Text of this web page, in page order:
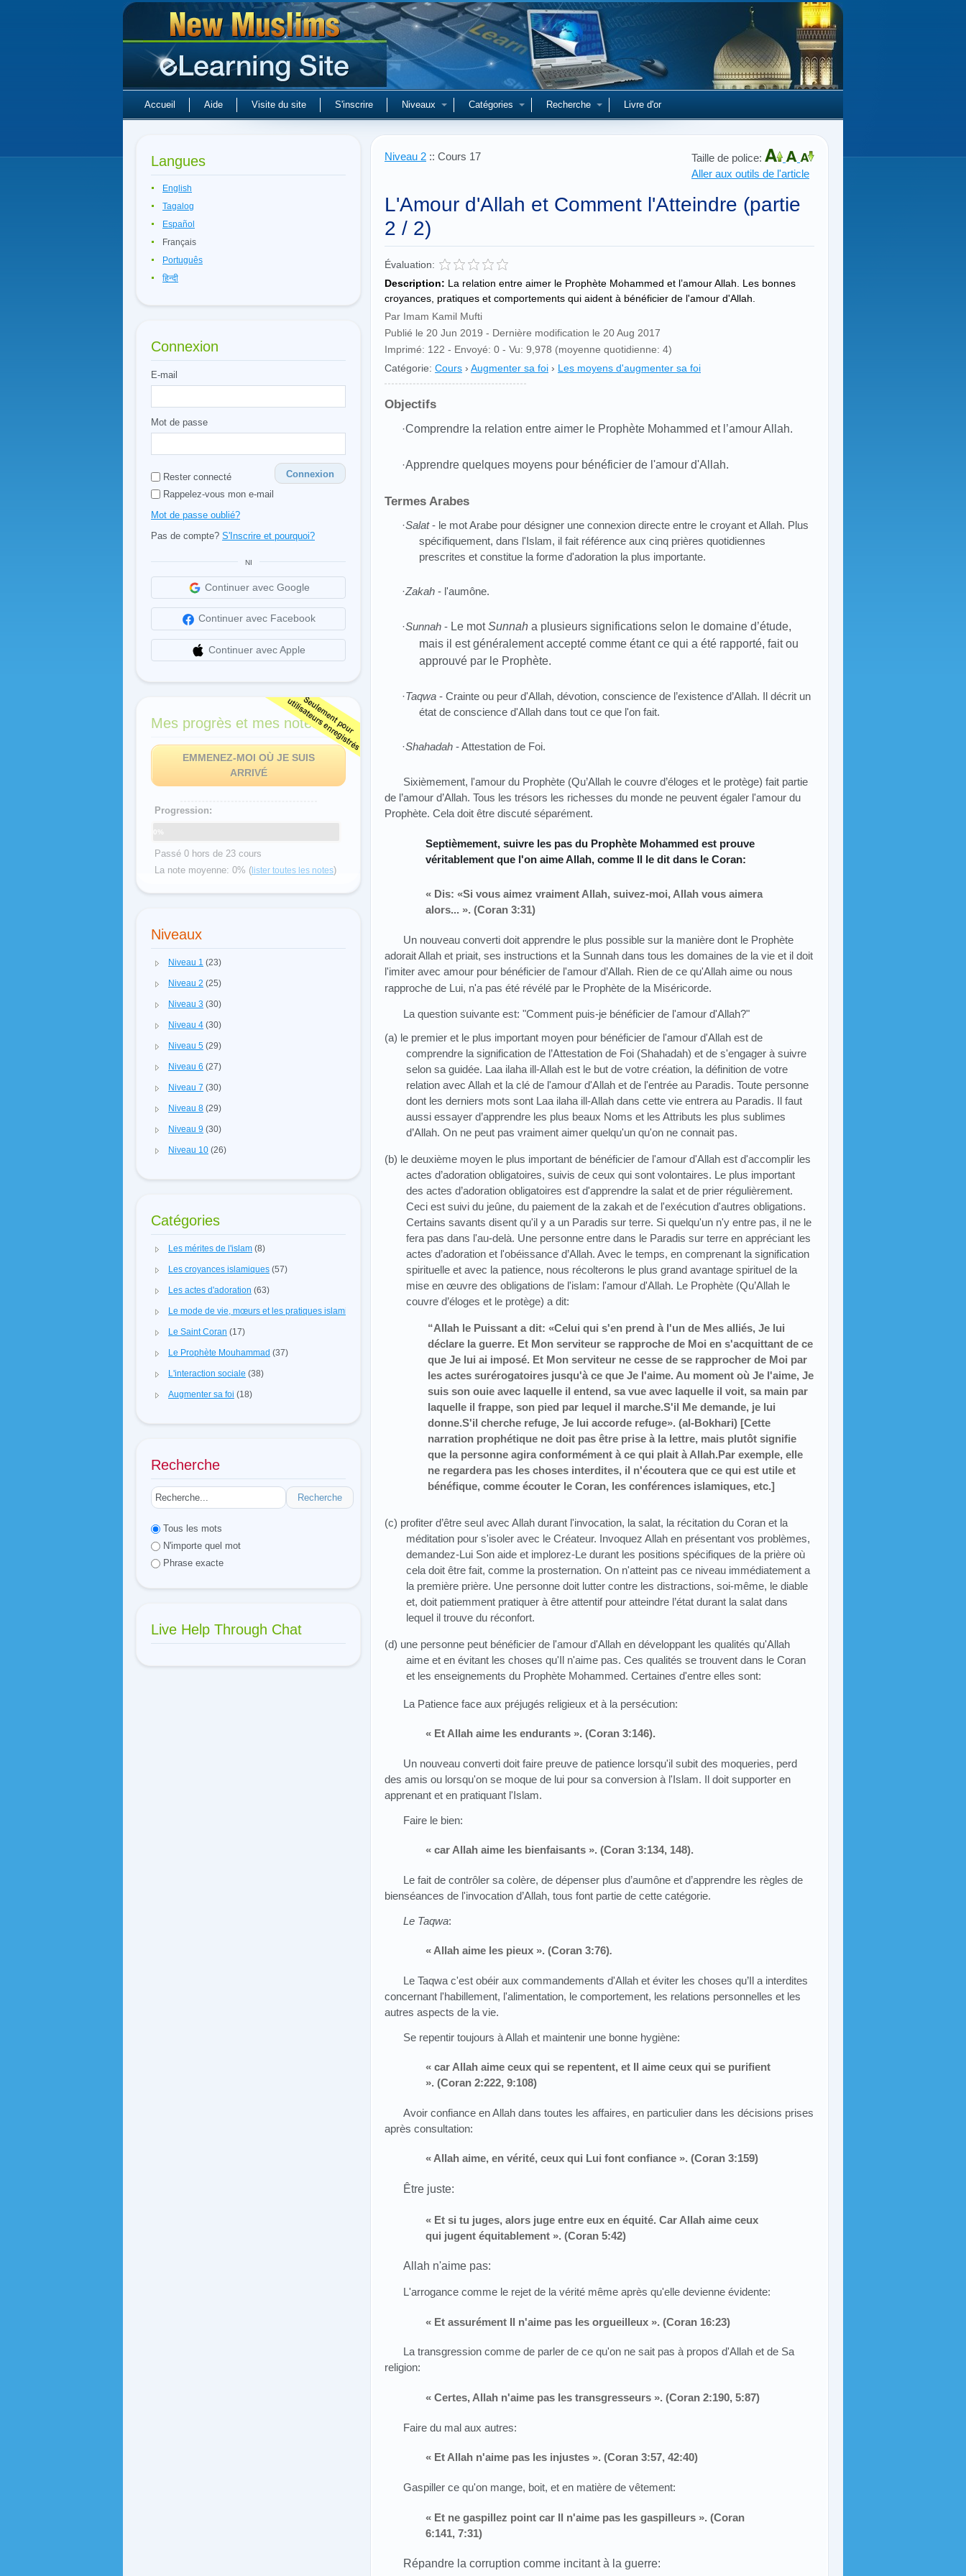
Accueil Aide Visite du site S'inscrire Niveaux Catégories Recherche Livre d'or
Langues
English
Tagalog
Español
Français
Português
हिन्दी
Connexion
E-mail
Mot de passe
Rester connecté
Connexion
Rappelez-vous mon e-mail
Mot de passe oublié?
Pas de compte? S'Inscrire et pourquoi?
NI
Continuer avec Google
Continuer avec Facebook
Continuer avec Apple
Mes progrès et mes notes
EMMENEZ-MOI OÙ JE SUIS
ARRIVÉ
Progression:
0%
Passé 0 hors de 23 cours
La note moyenne: 0% (lister toutes les notes)
Niveaux
Niveau 1 (23)
Niveau 2 (25)
Niveau 3 (30)
Niveau 4 (30)
Niveau 5 (29)
Niveau 6 (27)
Niveau 7 (30)
Niveau 8 (29)
Niveau 9 (30)
Niveau 10 (26)
Catégories
Les mérites de l'islam (8)
Les croyances islamiques (57)
Les actes d'adoration (63)
Le mode de vie, mœurs et les pratiques islamiques
Le Saint Coran (17)
Le Prophète Mouhammad (37)
L'interaction sociale (38)
Augmenter sa foi (18)
Recherche
Recherche
Tous les mots
N'importe quel mot
Phrase exacte
Live Help Through Chat
Niveau 2 :: Cours 17
Taille de police:
Aller aux outils de l'article
L'Amour d'Allah et Comment l'Atteindre (partie
2 / 2)
Évaluation:
Description: La relation entre aimer le Prophète Mohammed et l’amour Allah. Les bonnes
croyances, pratiques et comportements qui aident à bénéficier de l'amour d'Allah.
Par Imam Kamil Mufti
Publié le 20 Jun 2019 - Dernière modification le 20 Aug 2017
Imprimé: 122 - Envoyé: 0 - Vu: 9,978 (moyenne quotidienne: 4)
Catégorie: Cours › Augmenter sa foi › Les moyens d'augmenter sa foi
Objectifs
·Comprendre la relation entre aimer le Prophète Mohammed et l’amour Allah.
·Apprendre quelques moyens pour bénéficier de l'amour d'Allah.
Termes Arabes
·Salat- le mot Arabe pour désigner une connexion directe entre le croyant et Allah. Plus
spécifiquement, dans l'Islam, il fait référence aux cinq prières quotidiennes
prescrites et constitue la forme d'adoration la plus importante.
·Zakah - l'aumône.
·Sunnah - Le motSunnah a plusieurs significations selon le domaine d’étude,
mais il est généralement accepté comme étant ce qui a été rapporté, fait ou
approuvé par le Prophète.
·Taqwa - Crainte ou peur d'Allah, dévotion, conscience de l’existence d’Allah. Il décrit un
état de conscience d'Allah dans tout ce que l'on fait.
·Shahadah - Attestation de Foi.
Sixièmement, l'amour du Prophète (Qu’Allah le couvre d’éloges et le protège) fait partie
de l’amour d’Allah. Tous les trésors les richesses du monde ne peuvent égaler l'amour du
Prophète. Cela doit être discuté séparément.
Septièmement, suivre les pas du Prophète Mohammed est prouve
véritablement que l'on aime Allah, comme Il le dit dans le Coran:
« Dis: «Si vous aimez vraiment Allah, suivez-moi, Allah vous aimera
alors... ». (Coran 3:31)
Un nouveau converti doit apprendre le plus possible sur la manière dont le Prophète
adorait Allah et priait, ses instructions et la Sunnah dans tous les domaines de la vie et il doit
l'imiter avec amour pour bénéficier de l'amour d’Allah. Rien de ce qu'Allah aime ou nous
rapproche de Lui, n'a pas été révélé par le Prophète de la Miséricorde.
La question suivante est: "Comment puis-je bénéficier de l'amour d'Allah?"
(a) le premier et le plus important moyen pour bénéficier de l'amour d'Allah est de
comprendre la signification de l’Attestation de Foi (Shahadah) et de s'engager à suivre
selon sa guidée. Laa ilaha ill-Allah est le but de votre création, la définition de votre
relation avec Allah et la clé de l'amour d'Allah et de l'entrée au Paradis. Toute personne
dont les derniers mots sont Laa ilaha ill-Allah dans cette vie entrera au Paradis. Il faut
aussi essayer d’apprendre les plus beaux Noms et les Attributs les plus sublimes
d’Allah. On ne peut pas vraiment aimer quelqu'un qu'on ne connait pas.
(b) le deuxième moyen le plus important de bénéficier de l'amour d'Allah est d'accomplir les
actes d’adoration obligatoires, suivis de ceux qui sont volontaires. Le plus important
des actes d’adoration obligatoires est d'apprendre la salat et de prier régulièrement.
Ceci est suivi du jeûne, du paiement de la zakah et de l'exécution d'autres obligations.
Certains savants disent qu'il y a un Paradis sur terre. Si quelqu'un n'y entre pas, il ne le
fera pas dans l'au-delà. Une personne entre dans le Paradis sur terre en appréciant les
actes d’adoration et l'obéissance d’Allah. Avec le temps, en comprenant la signification
spirituelle et avec la patience, nous récolterons le plus grand avantage spirituel de la
mise en œuvre des obligations de l'islam: l'amour d'Allah. Le Prophète (Qu’Allah le
couvre d’éloges et le protège) a dit:
“Allah le Puissant a dit: «Celui qui s'en prend à l'un de Mes alliés, Je lui
déclare la guerre. Et Mon serviteur se rapproche de Moi en s'acquittant de ce
que Je lui ai imposé. Et Mon serviteur ne cesse de se rapprocher de Moi par
les actes surérogatoires jusqu'à ce que Je l'aime. Au moment où Je l'aime, Je
suis son ouie avec laquelle il entend, sa vue avec laquelle il voit, sa main par
laquelle il frappe, son pied par lequel il marche.S'il Me demande, je lui
donne.S'il cherche refuge, Je lui accorde refuge». (al-Bokhari) [Cette
narration prophétique ne doit pas être prise à la lettre, mais plutôt signifie
que la personne agira conformément à ce qui plait à Allah.Par exemple, elle
ne regardera pas les choses interdites, il n'écoutera que ce qui est utile et
bénéfique, comme écouter le Coran, les conférences islamiques, etc.]
(c) profiter d’être seul avec Allah durant l'invocation, la salat, la récitation du Coran et la
méditation pour s'isoler avec le Créateur. Invoquez Allah en présentant vos problèmes,
demandez-Lui Son aide et implorez-Le durant les positions spécifiques de la prière où
cela doit être fait, comme la prosternation. On n'atteint pas ce niveau immédiatement a
la première prière. Une personne doit lutter contre les distractions, soi-même, le diable
et, doit patiemment pratiquer à être attentif pour atteindre l’état durant la salat dans
lequel il trouve du réconfort.
(d) une personne peut bénéficier de l'amour d'Allah en développant les qualités qu'Allah
aime et en évitant les choses qu'Il n'aime pas. Ces qualités se trouvent dans le Coran
et les enseignements du Prophète Mohammed. Certaines d'entre elles sont:
La Patience face aux préjugés religieux et à la persécution:
« Et Allah aime les endurants ». (Coran 3:146).
Un nouveau converti doit faire preuve de patience lorsqu'il subit des moqueries, perd
des amis ou lorsqu'on se moque de lui pour sa conversion à l'Islam. Il doit supporter en
apprenant et en pratiquant l'Islam.
Faire le bien:
« car Allah aime les bienfaisants ». (Coran 3:134, 148).
Le fait de contrôler sa colère, de dépenser plus d’aumône et d’apprendre les règles de
bienséances de l'invocation d’Allah, tous font partie de cette catégorie.
Le Taqwa:
« Allah aime les pieux ». (Coran 3:76).
Le Taqwa c'est obéir aux commandements d'Allah et éviter les choses qu’Il a interdites
concernant l'habillement, l'alimentation, le comportement, les relations personnelles et les
autres aspects de la vie.
Se repentir toujours à Allah et maintenir une bonne hygiène:
« car Allah aime ceux qui se repentent, et Il aime ceux qui se purifient
». (Coran 2:222, 9:108)
Avoir confiance en Allah dans toutes les affaires, en particulier dans les décisions prises
après consultation:
« Allah aime, en vérité, ceux qui Lui font confiance ». (Coran 3:159)
Être juste:
« Et si tu juges, alors juge entre eux en équité. Car Allah aime ceux
qui jugent équitablement ». (Coran 5:42)
Allah n'aime pas:
L'arrogance comme le rejet de la vérité même après qu'elle devienne évidente:
« Et assurément Il n'aime pas les orgueilleux ». (Coran 16:23)
La transgression comme de parler de ce qu'on ne sait pas à propos d'Allah et de Sa
religion:
« Certes, Allah n'aime pas les transgresseurs ». (Coran 2:190, 5:87)
Faire du mal aux autres:
« Et Allah n'aime pas les injustes ». (Coran 3:57, 42:40)
Gaspiller ce qu'on mange, boit, et en matière de vêtement:
« Et ne gaspillez point car Il n'aime pas les gaspilleurs ». (Coran
6:141, 7:31)
Répandre la corruption comme incitant à la guerre: